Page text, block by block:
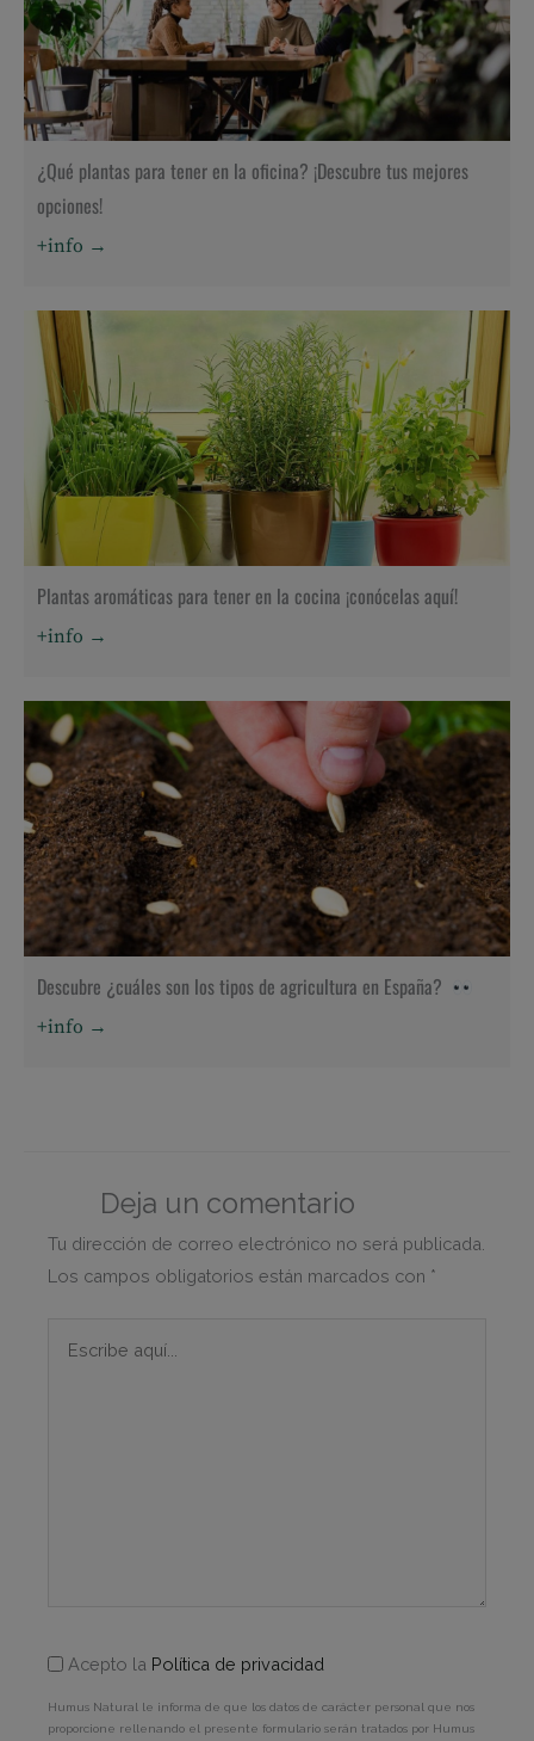
¿Qué plantas para tener en la oficina? ¡Descubre tus mejores
opciones!
+info →
Plantas aromáticas para tener en la cocina ¡conócelas aquí!
+info →
Descubre ¿cuáles son los tipos de agricultura en España?
+info →
Deja un comentario
Tu dirección de correo electrónico no será publicada.
Los campos obligatorios están marcados con *
Acepto la Política de privacidad
Humus Natural le informa de que los datos de carácter personal que nos
proporcione rellenando el presente formulario serán tratados por Humus